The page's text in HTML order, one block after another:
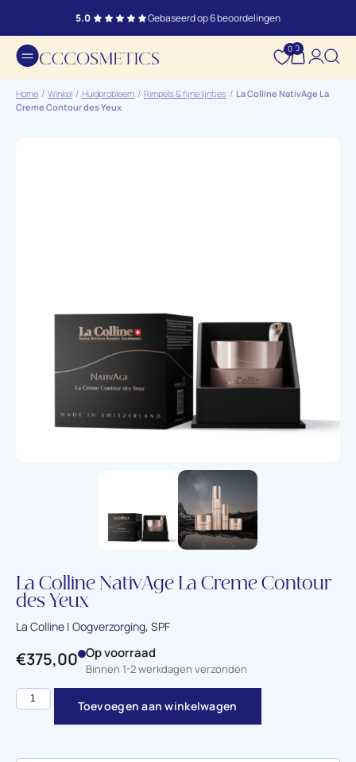
5.0 Gebaseerd op 6 beoordelingen
0 0
Home Winkel Huidprobleem Rimpels & fijne lijntjes
La Colline NativAge La
Creme Contour des Yeux
La Colline NativAge La Creme Contour
des Yeux
La Colline | Oogverzorging, SPF
€375,00 Op voorraad
Binnen 1-2 werkdagen verzonden
Toevoegen aan winkelwagen